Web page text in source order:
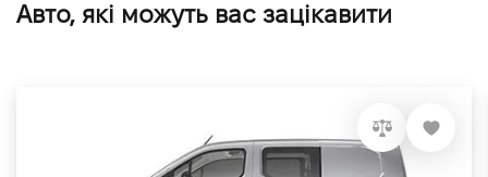
Авто, які можуть вас зацікавити